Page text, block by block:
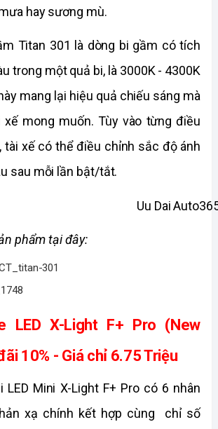
hay sương mù.
Titan 301 là dòng bi gầm có tích
trong một quả bi, là 3000K - 4300K
mang lại hiệu quả chiếu sáng mà
xế mong muốn. Tùy vào từng điều
tài xế có thể điều chỉnh sắc độ ánh
sau mỗi lần bật/tắt.
phẩm tại đây:
301
LED X-Light F+ Pro (New
10% - Giá chỉ 6.75 Triệu
LED Mini X-Light F+ Pro có 6 nhân
xạ chính kết hợp cùng  chỉ số